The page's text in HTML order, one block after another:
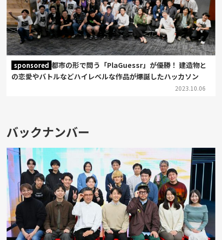
sponsored 都市の形で問う「PlaGuessr」が優勝！ 建造物と
の恋愛やバトルなどハイレベルな作品が爆誕したハッカソン
2023.10.06
バックナンバー